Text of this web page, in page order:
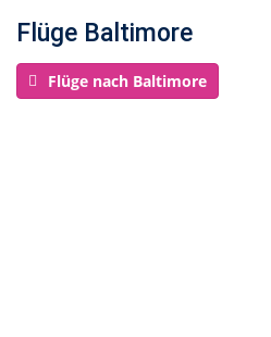
Flüge Baltimore
Flüge nach Baltimore